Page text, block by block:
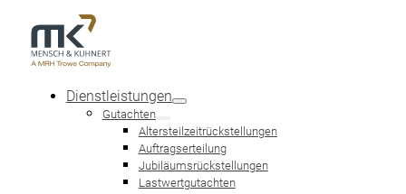
Dienstleistungen
Gutachten
Altersteilzeitrückstellungen
Auftragserteilung
Jubiläumsrückstellungen
Lastwertgutachten